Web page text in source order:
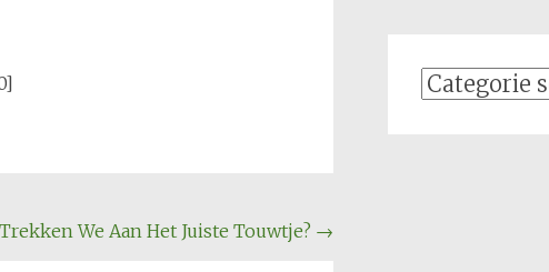
Trekken We Aan Het Juiste Touwtje? →